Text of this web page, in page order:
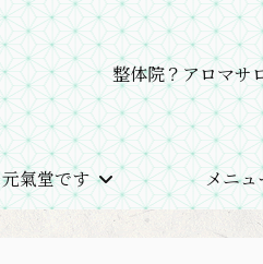
整体院？アロマサ
元氣堂です メニュ
の保健室ブログ 富田商店街の歳